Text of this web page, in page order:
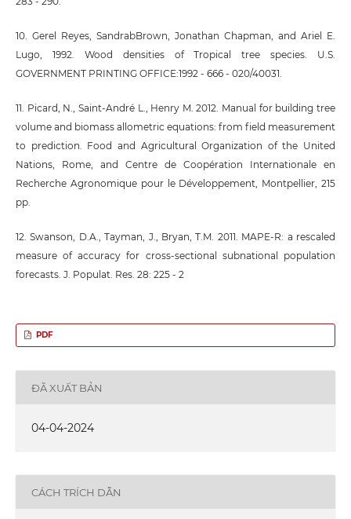
10. Gerel Reyes, SandrabBrown, Jonathan Chapman, and Ariel E.
Lugo, 1992. Wood densities of Tropical tree species. U.S.
GOVERNMENT PRINTING OFFICE:1992 - 666 - 020/40031.
11. Picard, N., Saint-André L., Henry M. 2012. Manual for building tree
volume and biomass allometric equations: from field measurement
to prediction. Food and Agricultural Organization of the United
Nations, Rome, and Centre de Coopération Internationale en
Recherche Agronomique pour le Développement, Montpellier, 215
pp.
12. Swanson, D.A., Tayman, J., Bryan, T.M. 2011. MAPE-R: a rescaled
measure of accuracy for cross-sectional subnational population
forecasts. J. Populat. Res. 28: 225 - 2
PDF
ĐÃ XUẤT BẢN
04-04-2024
CÁCH TRÍCH DẪN